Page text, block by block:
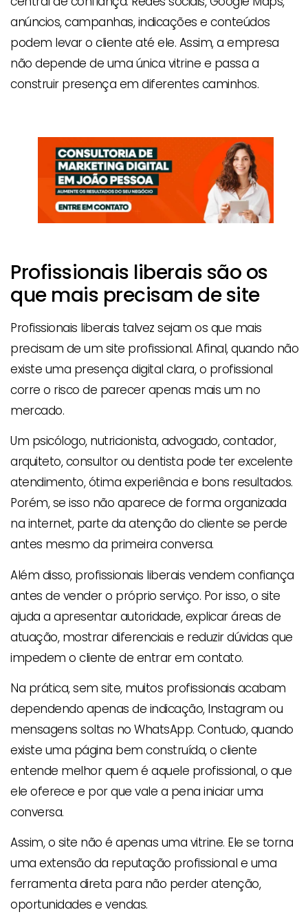
anúncios, campanhas, indicações e conteúdos
podem levar o cliente até ele. Assim, a empresa
não depende de uma única vitrine e passa a
construir presença em diferentes caminhos.
Profissionais liberais são os
que mais precisam de site
Profissionais liberais talvez sejam os que mais
precisam de um site profissional. Afinal, quando não
existe uma presença digital clara, o profissional
corre o risco de parecer apenas mais um no
mercado.
Um psicólogo, nutricionista, advogado, contador,
arquiteto, consultor ou dentista pode ter excelente
atendimento, ótima experiência e bons resultados.
Porém, se isso não aparece de forma organizada
na internet, parte da atenção do cliente se perde
antes mesmo da primeira conversa.
Além disso, profissionais liberais vendem confiança
antes de vender o próprio serviço. Por isso, o site
ajuda a apresentar autoridade, explicar áreas de
atuação, mostrar diferenciais e reduzir dúvidas que
impedem o cliente de entrar em contato.
Na prática, sem site, muitos profissionais acabam
dependendo apenas de indicação, Instagram ou
mensagens soltas no WhatsApp. Contudo, quando
existe uma página bem construída, o cliente
entende melhor quem é aquele profissional, o que
ele oferece e por que vale a pena iniciar uma
conversa.
Assim, o site não é apenas uma vitrine. Ele se torna
uma extensão da reputação profissional e uma
ferramenta direta para não perder atenção,
oportunidades e vendas.